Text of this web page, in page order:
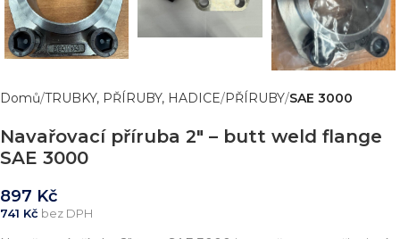
Domů TRUBKY, PŘÍRUBY, HADICE PŘÍRUBY SAE 3000
Navařovací příruba 2″ – butt weld flange
SAE 3000
897 Kč
741 Kč bez DPH